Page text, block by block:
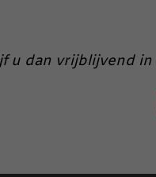
u dan vrijblijvend